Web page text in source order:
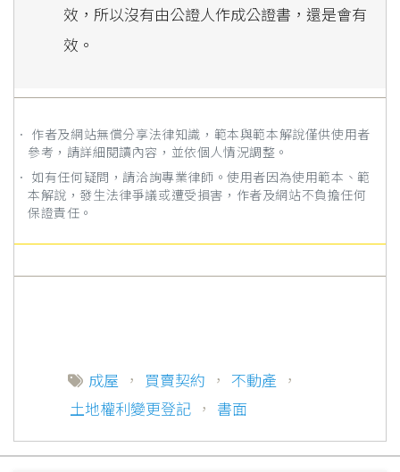
效，所以沒有由公證人作成公證書，還是會有
效。
． 作者及網站無償分享法律知識，範本與範本解說僅供使用者
參考，請詳細閱讀內容，並依個人情況調整。
． 如有任何疑問，請洽詢專業律師。使用者因為使用範本、範
本解說，發生法律爭議或遭受損害，作者及網站不負擔任何
保證責任。
成屋 ， 買賣契約 ， 不動產 ，
土地權利變更登記 ， 書面